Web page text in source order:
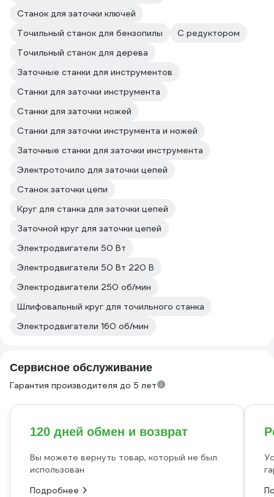
Станок для заточки ключей
Точильный станок для бензопилы
С редуктором
Точильный станок для дерева
Заточные станки для инструментов
Станки для заточки инструмента
Станки для заточки ножей
Станки для заточки инструмента и ножей
Заточные станки для заточки инструмента
Электроточило для заточки цепей
Станок заточки цепи
Круг для станка для заточки цепей
Заточной круг для заточки цепей
Электродвигатели 50 Вт
Электродвигатели 50 Вт 220 В
Электродвигатели 250 об/мин
Шлифовальный круг для точильного станка
Электродвигатели 160 об/мин
Сервисное обслуживание
Гарантия производителя до 5 лет
120 дней обмен и возврат
Вы можете вернуть товар, который не был
использован
Подробнее